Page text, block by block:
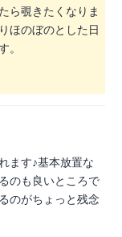
ら覗きたくなりま
ほのぼのとした日
。
ます♪基本放置な
のも良いところで
のがちょっと残念